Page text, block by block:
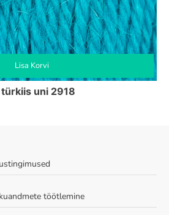
Lisa Korvi
uni 2918
töötlemine